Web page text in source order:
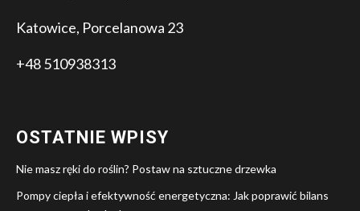
Katowice, Porcelanowa 23
+48 510938313
OSTATNIE WPISY
Nie masz ręki do roślin? Postaw na sztuczne drzewka
Pompy ciepła i efektywność energetyczna: Jak poprawić bilans